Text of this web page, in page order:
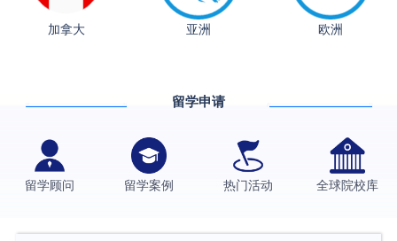
加拿大 亚洲 欧洲
留学申请
留学顾问 留学案例 热门活动 全球院校库
格拉斯哥大学国际商务硕士录取案例
伯明翰大学数字媒体与创意产业硕士录取案例